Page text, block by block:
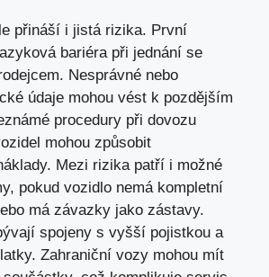
přináší i jistá rizika. První
bariéra při jednání se
Nesprávné nebo
údaje mohou vést k pozdějším
procedury při dovozu
mohou způsobit
Mezi rizika patří i možné
pokud vozidlo nemá kompletní
má závazky jako zástavy.
spojeny s vyšší pojistkou a
Zahraniční vozy mohou mít